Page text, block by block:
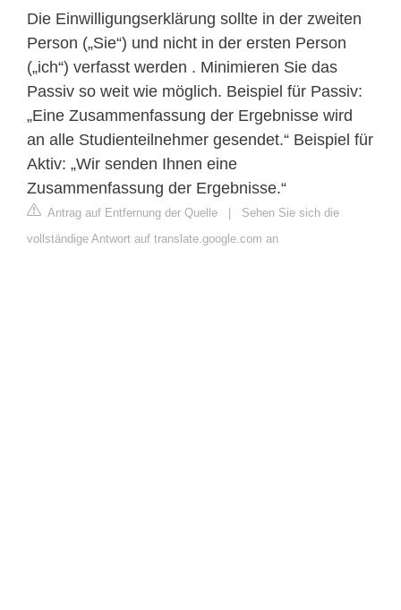
Die Einwilligungserklärung sollte in der zweiten
Person („Sie“) und nicht in der ersten Person
(„ich“) verfasst werden . Minimieren Sie das
Passiv so weit wie möglich. Beispiel für Passiv:
„Eine Zusammenfassung der Ergebnisse wird
an alle Studienteilnehmer gesendet.“ Beispiel für
Aktiv: „Wir senden Ihnen eine
Zusammenfassung der Ergebnisse.“
Antrag auf Entfernung der Quelle | Sehen Sie sich die
vollständige Antwort auf translate.google.com an